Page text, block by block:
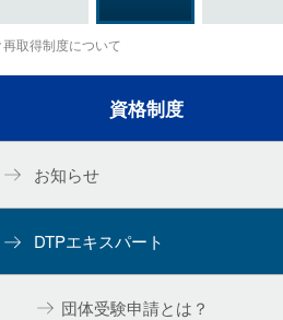
再取得制度について
資格制度
お知らせ
DTPエキスパート
団体受験申請とは？